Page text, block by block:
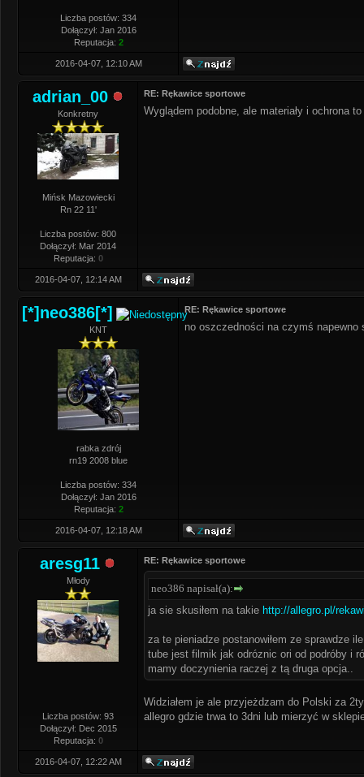
Liczba postów: 334
Dołączył: Jan 2016
Reputacja: 2
2016-04-07, 12:10 AM
adrian_00
Konkretny
Mińsk Mazowiecki
Rn 22 11'
Liczba postów: 800
Dołączył: Mar 2014
Reputacja: 0
RE: Rękawice sportowe
Wyglądem podobne, ale materiały i ochrona
2016-04-07, 12:14 AM
[*]neo386[*]
KNT
rabka zdrój
rn19 2008 blue
Liczba postów: 334
Dołączył: Jan 2016
Reputacja: 2
RE: Rękawice sportowe
no oszczedności na czymś napewno
2016-04-07, 12:18 AM
aresg11
Młody
Liczba postów: 93
Dołączył: Dec 2015
Reputacja: 0
RE: Rękawice sportowe
neo386 napisał(a):
ja sie skusiłem na takie http://allegro.pl/
za te pieniadze postanowiłem ze sprawdze
tube jest filmik jak odróznic ori od podróby i
mamy doczynienia raczej z tą druga opcja..
Widziałem je ale przyjeżdzam do Polski za
allegro gdzie trwa to 3dni lub mierzyć w
2016-04-07, 12:22 AM